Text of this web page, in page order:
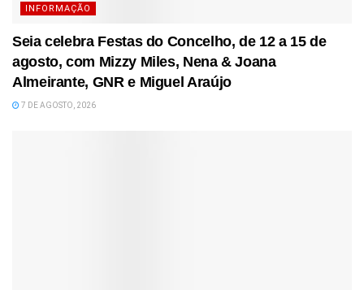
INFORMAÇÃO
Seia celebra Festas do Concelho, de 12 a 15 de
agosto, com Mizzy Miles, Nena & Joana
Almeirante, GNR e Miguel Araújo
7 DE AGOSTO, 2026